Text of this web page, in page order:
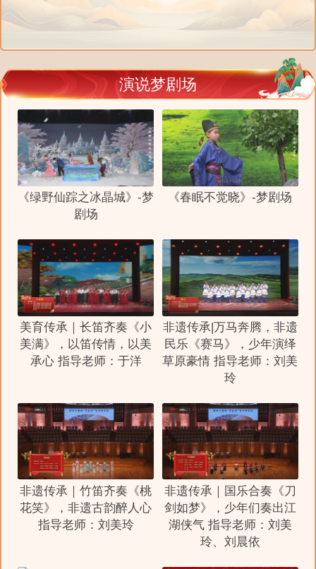
演说梦剧场
《绿野仙踪之冰晶城》-梦
剧场
《春眠不觉晓》-梦剧场
美育传承｜长笛齐奏《小
美满》，以笛传情，以美
承心 指导老师：于洋
非遗传承|万马奔腾，非遗
民乐《赛马》，少年演绎
草原豪情 指导老师：刘美
玲
非遗传承｜竹笛齐奏《桃
花笑》，非遗古韵醉人心
指导老师：刘美玲
非遗传承｜国乐合奏《刀
剑如梦》，少年们奏出江
湖侠气 指导老师：刘美
玲、刘晨依